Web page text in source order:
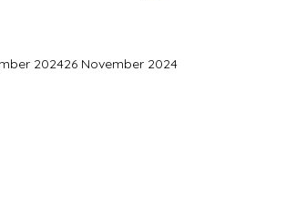
202426 November 2024